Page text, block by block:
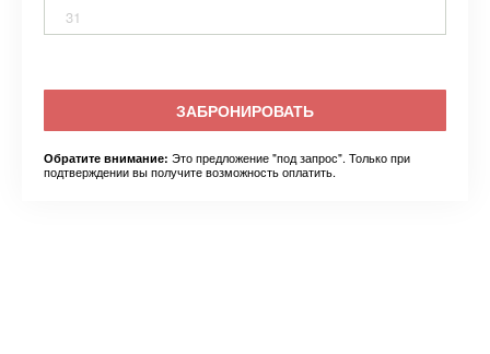
31
ЗАБРОНИРОВАТЬ
Обратите внимание: Это предложение "под запрос". Только при
подтверждении вы получите возможность оплатить.